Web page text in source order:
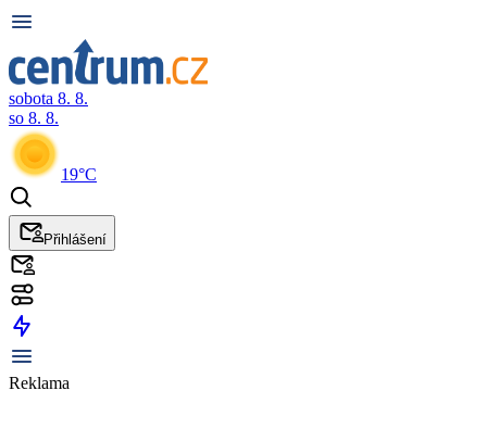
sobota 8. 8.
so 8. 8.
19°C
Přihlášení
Reklama